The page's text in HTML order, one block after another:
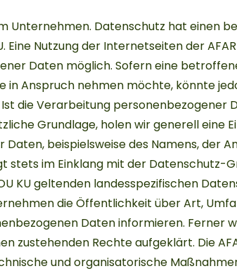
Unternehmen. Datenschutz hat einen
Eine Nutzung der Internetseiten der
Daten möglich. Sofern eine
Anspruch nehmen möchte, könnte
die Verarbeitung personenbezogener
Grundlage, holen wir generell eine
beispielsweise des Namens, der
im Einklang mit der Datenschutz-
KU geltenden landesspezifischen
die Öffentlichkeit über Art,
Daten informieren. Ferner
Rechte aufgeklärt. Die
und organisatorische